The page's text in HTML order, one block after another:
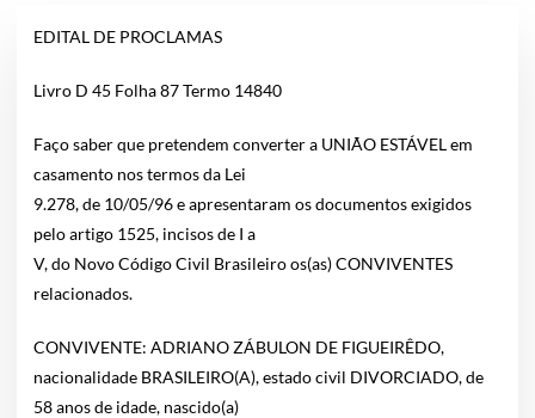
EDITAL DE PROCLAMAS
Livro D 45 Folha 87 Termo 14840
Faço saber que pretendem converter a UNIÃO ESTÁVEL em
casamento nos termos da Lei
9.278, de 10/05/96 e apresentaram os documentos exigidos
pelo artigo 1525, incisos de I a
V, do Novo Código Civil Brasileiro os(as) CONVIVENTES
relacionados.
CONVIVENTE: ADRIANO ZÁBULON DE FIGUEIRÊDO,
nacionalidade BRASILEIRO(A), estado civil DIVORCIADO, de
58 anos de idade, nascido(a)